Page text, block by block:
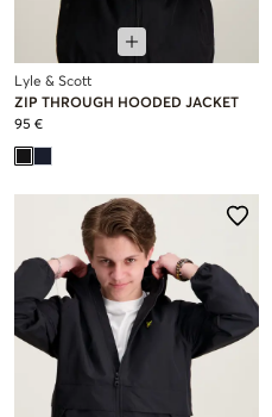
Lyle & Scott
ZIP THROUGH HOODED JACKET
95 €